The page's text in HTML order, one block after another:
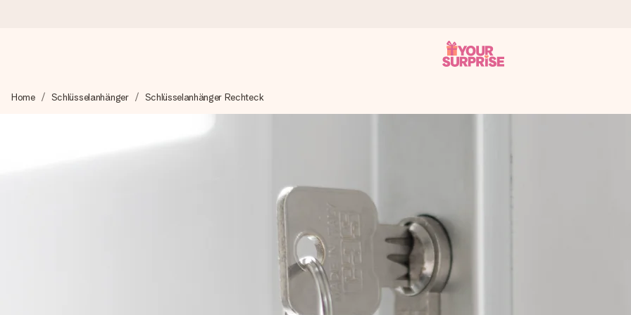
Wir bereiten dein Geschenk sorgfältig vor und schicken es blitzschnell – damit du es genau zum richtigen Zeitpunkt überreichen
Unsere Geschenke begeistern. Kunden bewerten uns mit 4,8 bei Google Reviews (Gesamtergebnis aller Länder, in die wir
Home Schlüsselanhänger Schlüsselanhänger Rechteck